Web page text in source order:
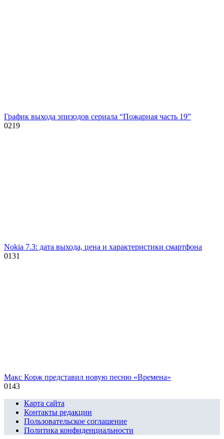
График выхода эпизодов сериала “Пожарная часть 19”
0219
Nokia 7.3: дата выхода, цена и характеристики смартфона
0131
Макс Корж представил новую песню «Времена»
0143
Карта сайта
Контакты редакции
Пользовательское соглашение
Политика конфиденциальности